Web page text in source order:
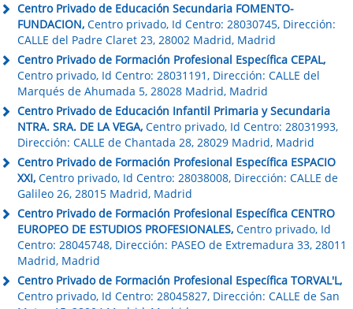
Centro Privado de Educación Secundaria FOMENTO-
FUNDACION, Centro privado, Id Centro: 28030745, Dirección:
CALLE del Padre Claret 23, 28002 Madrid, Madrid
Centro Privado de Formación Profesional Específica CEPAL,
Centro privado, Id Centro: 28031191, Dirección: CALLE del
Marqués de Ahumada 5, 28028 Madrid, Madrid
Centro Privado de Educación Infantil Primaria y Secundaria
NTRA. SRA. DE LA VEGA, Centro privado, Id Centro: 28031993,
Dirección: CALLE de Chantada 28, 28029 Madrid, Madrid
Centro Privado de Formación Profesional Específica ESPACIO
XXI, Centro privado, Id Centro: 28038008, Dirección: CALLE de
Galileo 26, 28015 Madrid, Madrid
Centro Privado de Formación Profesional Específica CENTRO
EUROPEO DE ESTUDIOS PROFESIONALES, Centro privado, Id
Centro: 28045748, Dirección: PASEO de Extremadura 33, 28011
Madrid, Madrid
Centro Privado de Formación Profesional Específica TORVAL'L,
Centro privado, Id Centro: 28045827, Dirección: CALLE de San